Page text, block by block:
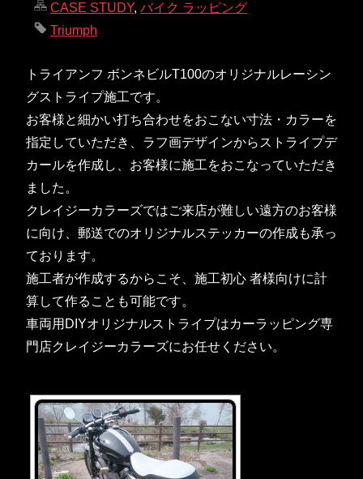
CASE STUDY, バイク ラッピング
Triumph
トライアンフ ボンネビルT100のオリジナルレーシン
グストライプ施工です。
お客様と細かい打ち合わせをおこない寸法・カラーを
指定していただき、ラフ画デザインからストライプデ
カールを作成し、お客様に施工をおこなっていただき
ました。
クレイジーカラーズではご来店が難しい遠方のお客様
に向け、郵送でのオリジナルステッカーの作成も承っ
ております。
施工者が作成するからこそ、施工初心 者様向けに計
算して作ることも可能です。
車両用DIYオリジナルストライプはカーラッピング専
門店クレイジーカラーズにお任せください。